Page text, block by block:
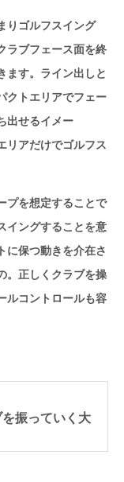
りゴルフスイング
ラブフェース面を終
ます。ライン出しと
クトエリアでフェー
出せるイメー
リアだけでゴルフス
プを想定することで
イングすることを意
に保つ動きを介在さ
。正しくクラブを操
ルコントロールも容
振っていく大